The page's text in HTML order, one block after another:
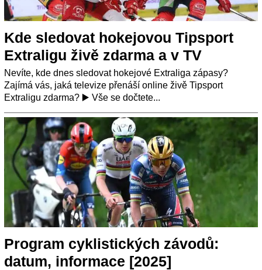
Kde sledovat hokejovou Tipsport
Extraligu živě zdarma a v TV
Nevíte, kde dnes sledovat hokejové Extraliga zápasy?
Zajímá vás, jaká televize přenáší online živě Tipsport
Extraligu zdarma? ▶️ Vše se dočtete...
Program cyklistických závodů:
datum, informace [2025]